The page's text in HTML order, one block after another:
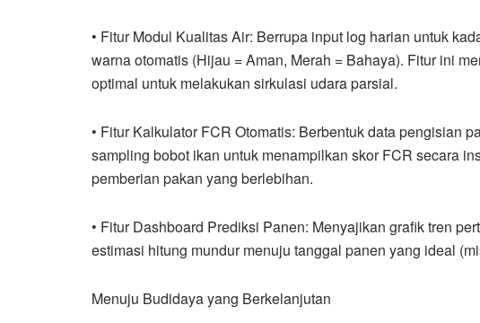
• Fitur Modul Kualitas Air: Berrupa input log harian untuk
warna otomatis (Hijau = Aman, Merah = Bahaya). Fitur ini
optimal untuk melakukan sirkulasi udara parsial.
• Fitur Kalkulator FCR Otomatis: Berbentuk data pengisian
sampling bobot ikan untuk menampilkan skor FCR secara
pemberian pakan yang berlebihan.
• Fitur Dashboard Prediksi Panen: Menyajikan grafik tren
estimasi hitung mundur menuju tanggal panen yang ideal
Menuju Budidaya yang Berkelanjutan